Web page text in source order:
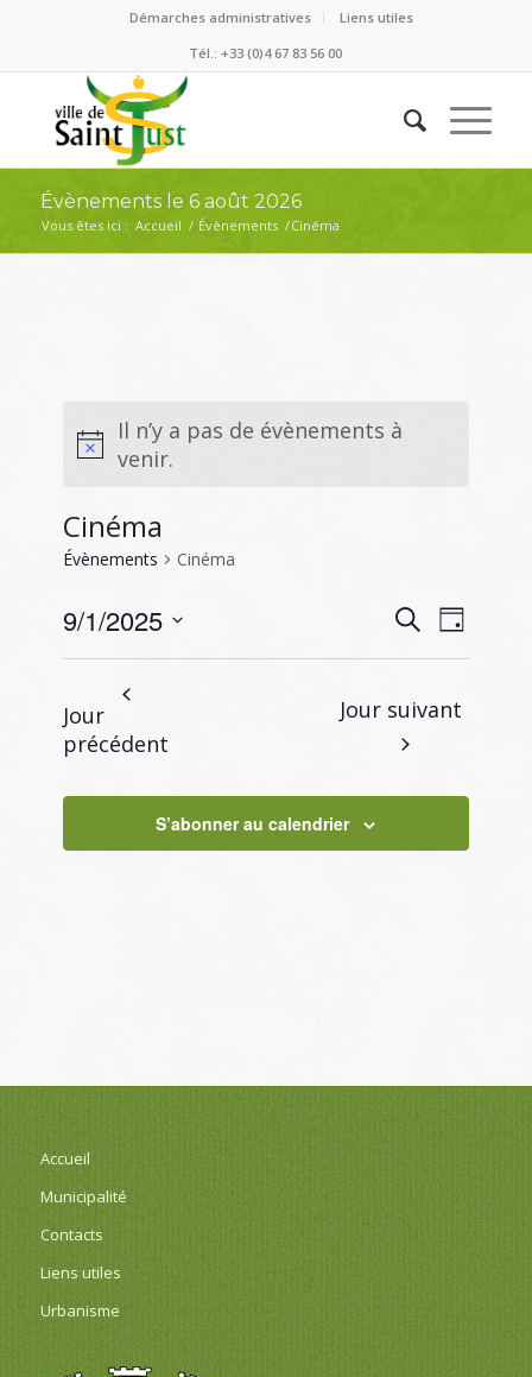
Démarches administratives
Liens utiles
Tél.: +33 (0)4 67 83 56 00
Évènements le 6 août 2026
Vous êtes ici : Accueil / Évènements /Cinéma
Il n’y a pas de évènements à
venir.
Cinéma
Évènements Cinéma
et
de
vues
Recherche
de
vues
Jour
9/1/2025
Sélectionnez
date.
Jour
précédent
Jour suivant
S’abonner au calendrier
Accueil
Municipalité
Contacts
Liens utiles
Urbanisme